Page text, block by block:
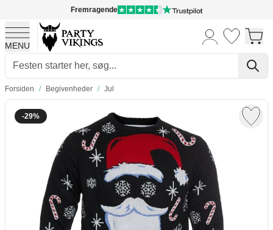
Fremragende
MENU
Skip to Content
Forsiden / Begivenheder / Jul
-29%